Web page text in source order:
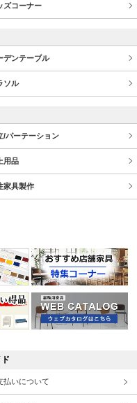
ズコーナー
デンテーブル
ソル
/パーテーション
用品
家具製作
払いについて